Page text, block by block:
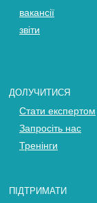
вакансії
звіти
ДОЛУЧИТИСЯ
Стати експертом
Запросіть нас
Тренінги
ПІДТРИМАТИ